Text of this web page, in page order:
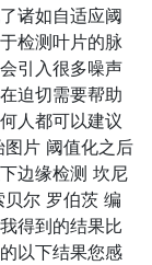
诸如自适应阈
检测叶片的脉
引入很多噪声
迫切需要帮助
人都可以建议
片 阈值化之后
边缘检测 坎尼
尔 罗伯茨 编
得到的结果比
以下结果您感